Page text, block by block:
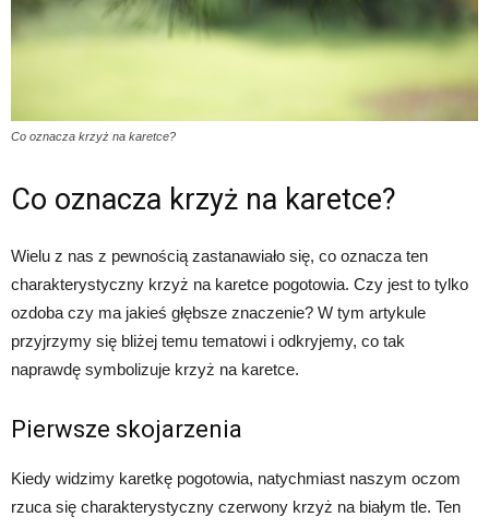
Co oznacza krzyż na karetce?
Co oznacza krzyż na karetce?
Wielu z nas z pewnością zastanawiało się, co oznacza ten
charakterystyczny krzyż na karetce pogotowia. Czy jest to tylko
ozdoba czy ma jakieś głębsze znaczenie? W tym artykule
przyjrzymy się bliżej temu tematowi i odkryjemy, co tak
naprawdę symbolizuje krzyż na karetce.
Pierwsze skojarzenia
Kiedy widzimy karetkę pogotowia, natychmiast naszym oczom
rzuca się charakterystyczny czerwony krzyż na białym tle. Ten